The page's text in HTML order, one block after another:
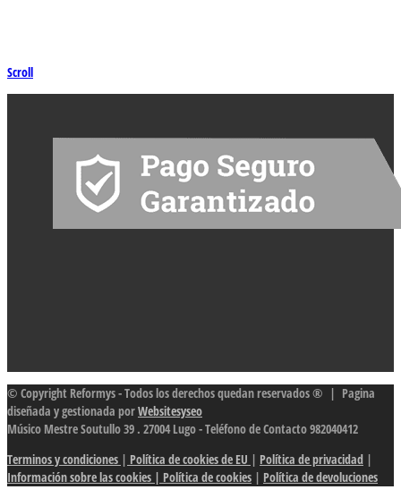
Scroll
© Copyright Reformys - Todos los derechos quedan reservados ® | Pagina
diseñada y gestionada porWebsitesyseo
Músico Mestre Soutullo 39 . 27004 Lugo - Teléfono de Contacto 982040412
Terminos y condiciones | Política de cookies de EU | Política de privacidad |
Información sobre las cookies | Política de cookies | Política de devoluciones